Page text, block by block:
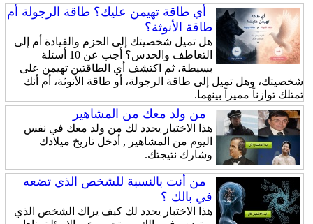
أي طاقة تهيمن عليك؟ طاقة الرجولة أم
طاقة الأنوثة؟
هل تميل شخصيتك إلى الحزم والقيادة أم إلى
التعاطف والحدس؟ أجب عن 10 أسئلة
بسيطة، ثم اكتشف أي الطاقتين تهيمن على
شخصيتك، وهل تميل إلى طاقة الرجولة، أو طاقة الأنوثة، أم أنك
تمتلك توازناً مميزاً بينهما.
من ولد معك من المشاهير
هذا الاختبار يحدد لك من ولد معك في نفس
اليوم من المشاهير , أدخل تاريخ ميلادك
وشارك نتيجتك.
من أنت بالنسبة للشخص الذي تضعه
في بالك ؟
هذا الاختبار يحدد لك كيف يراك الشخص الذي